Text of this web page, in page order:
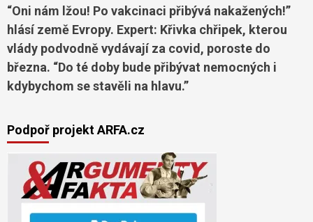
“Oni nám lžou! Po vakcinaci přibývá nakažených!”
hlásí země Evropy. Expert: Křivka chřipek, kterou
vlády podvodně vydávají za covid, poroste do
března. “Do té doby bude přibývat nemocných i
kdybychom se stavěli na hlavu.”
Podpoř projekt ARFA.cz